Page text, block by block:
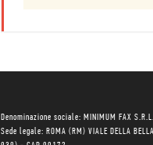
Denominazione sociale: MINIMUM FAX S.R.L.
Sede legale: ROMA (RM) VIALE DELLA